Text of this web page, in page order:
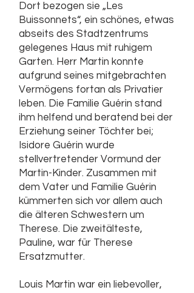
Dort bezogen sie „Les
Buissonnets“, ein schönes, etwas
abseits des Stadtzentrums
gelegenes Haus mit ruhigem
Garten. Herr Martin konnte
aufgrund seines mitgebrachten
Vermögens fortan als Privatier
leben. Die Familie Guérin stand
ihm helfend und beratend bei der
Erziehung seiner Töchter bei;
Isidore Guérin wurde
stellvertretender Vormund der
Martin-Kinder. Zusammen mit
dem Vater und Familie Guérin
kümmerten sich vor allem auch
die älteren Schwestern um
Therese. Die zweitälteste,
Pauline, war für Therese
Ersatzmutter.
Louis Martin war ein liebevoller,